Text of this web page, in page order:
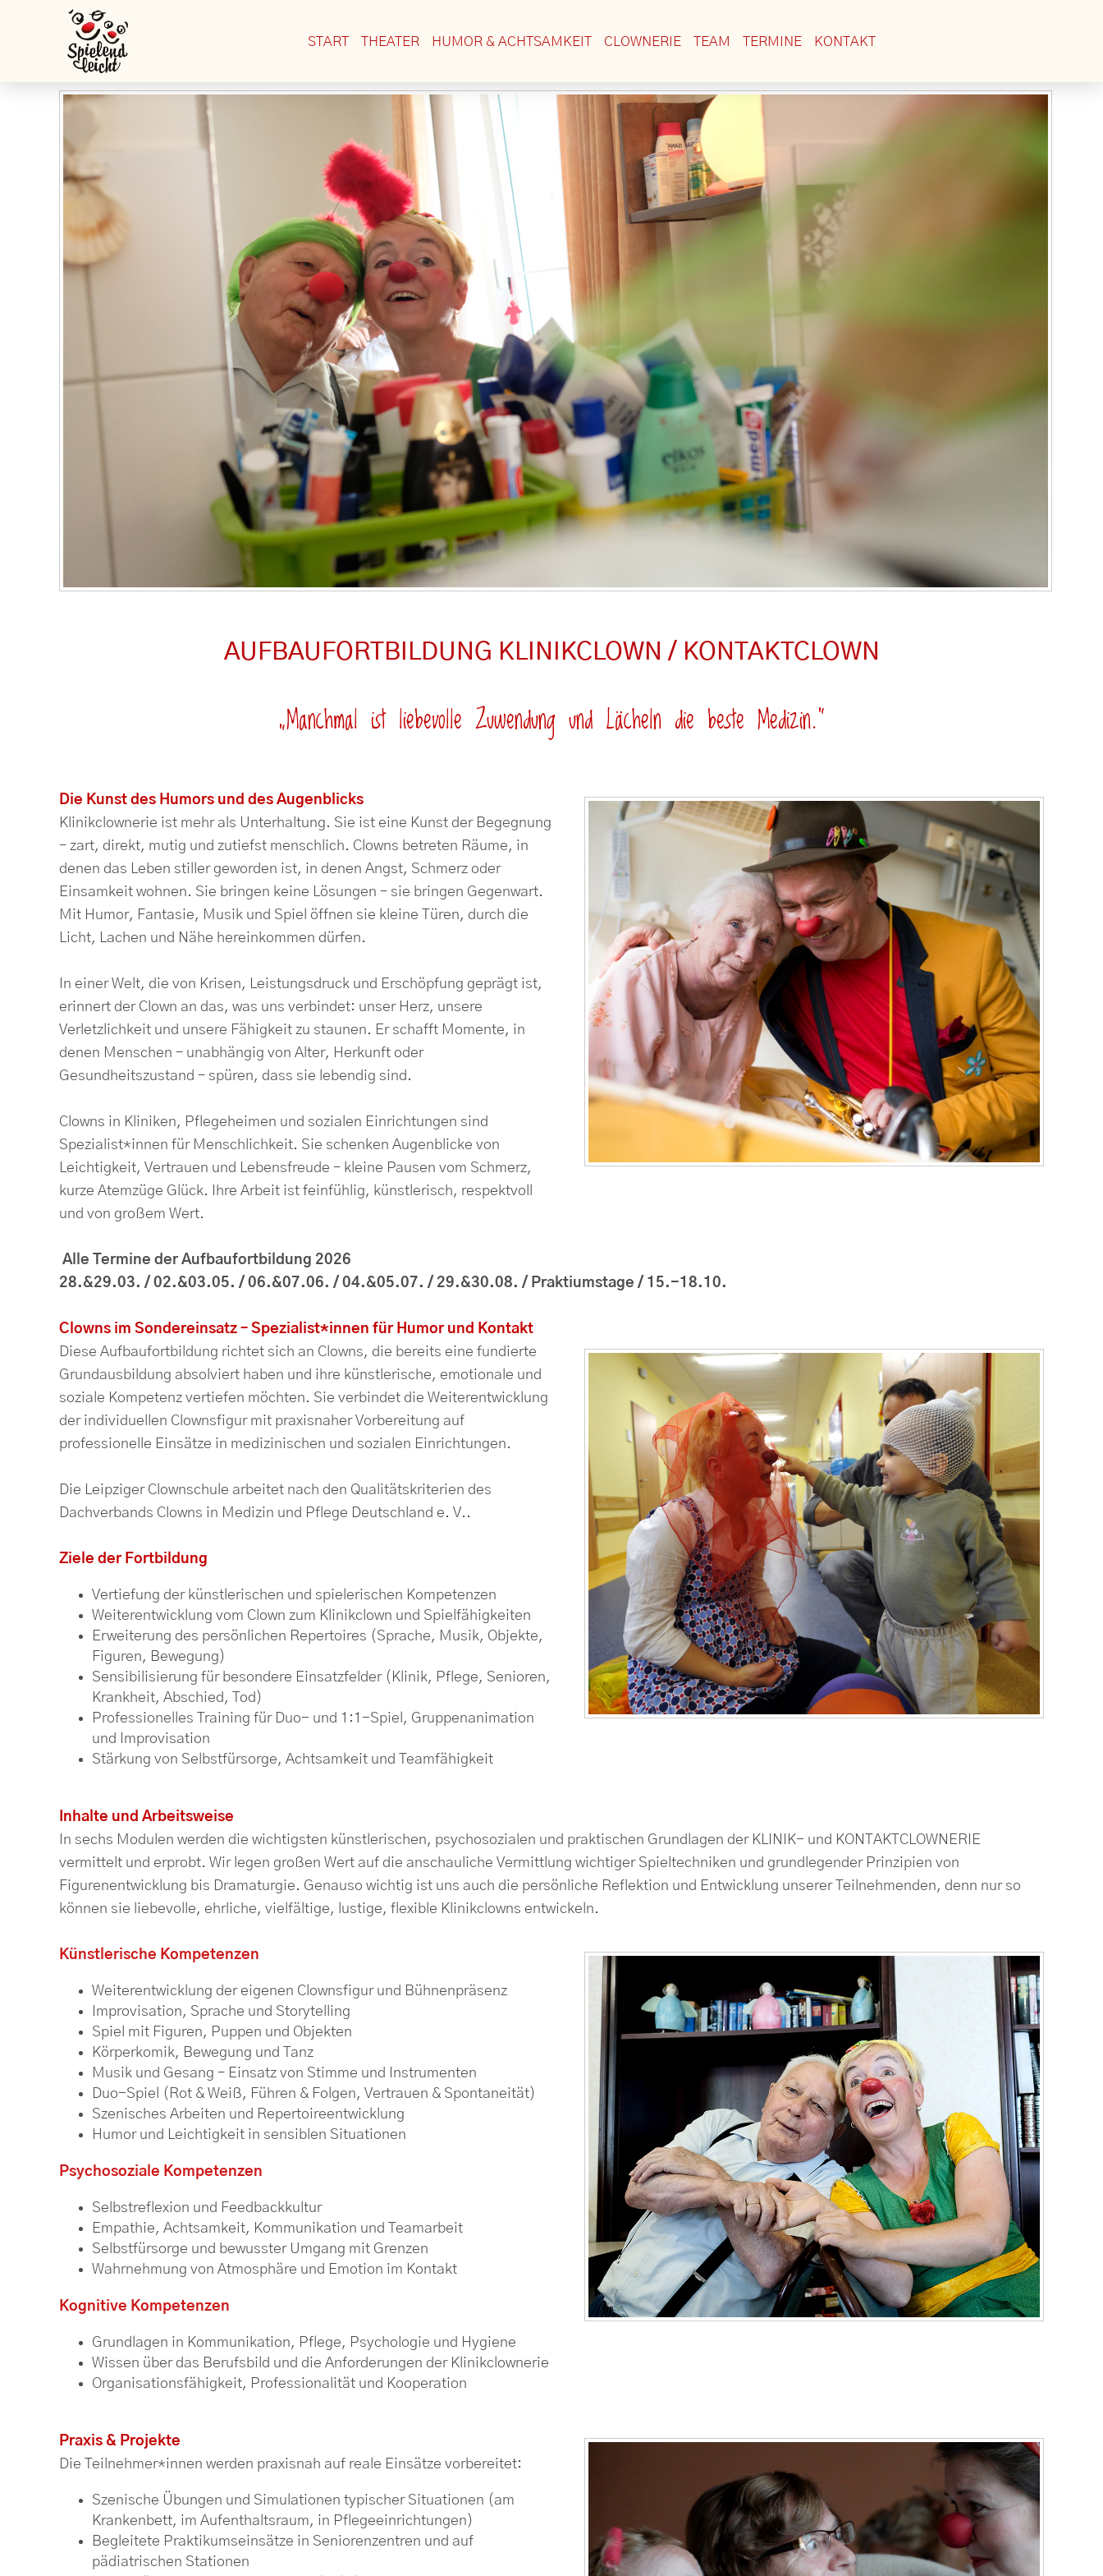
START THEATER HUMOR & ACHTSAMKEIT CLOWNERIE TEAM TERMINE KONTAKT
AUFBAUFORTBILDUNG KLINIKCLOWN / KONTAKTCLOWN
„Manchmal ist liebevolle Zuwendung und Lächeln die beste Medizin.“
Die Kunst des Humors und des Augenblicks
Klinikclownerie ist mehr als Unterhaltung. Sie ist eine Kunst der Begegnung
– zart, direkt, mutig und zutiefst menschlich. Clowns betreten Räume, in
denen das Leben stiller geworden ist, in denen Angst, Schmerz oder
Einsamkeit wohnen. Sie bringen keine Lösungen – sie bringen Gegenwart.
Mit Humor, Fantasie, Musik und Spiel öffnen sie kleine Türen, durch die
Licht, Lachen und Nähe hereinkommen dürfen.
In einer Welt, die von Krisen, Leistungsdruck und Erschöpfung geprägt ist,
erinnert der Clown an das, was uns verbindet: unser Herz, unsere
Verletzlichkeit und unsere Fähigkeit zu staunen. Er schafft Momente, in
denen Menschen – unabhängig von Alter, Herkunft oder
Gesundheitszustand – spüren, dass sie lebendig sind.
Clowns in Kliniken, Pflegeheimen und sozialen Einrichtungen sind
Spezialist*innen für Menschlichkeit. Sie schenken Augenblicke von
Leichtigkeit, Vertrauen und Lebensfreude – kleine Pausen vom Schmerz,
kurze Atemzüge Glück. Ihre Arbeit ist feinfühlig, künstlerisch, respektvoll
und von großem Wert.
Alle Termine der Aufbaufortbildung 2026
28.&29.03. / 02.&03.05. / 06.&07.06. / 04.&05.07. / 29.&30.08. / Praktiumstage / 15.-18.10.
Clowns im Sondereinsatz – Spezialist*innen für Humor und Kontakt
Diese Aufbaufortbildung richtet sich an Clowns, die bereits eine fundierte
Grundausbildung absolviert haben und ihre künstlerische, emotionale und
soziale Kompetenz vertiefen möchten. Sie verbindet die Weiterentwicklung
der individuellen Clownsfigur mit praxisnaher Vorbereitung auf
professionelle Einsätze in medizinischen und sozialen Einrichtungen.
Die Leipziger Clownschule arbeitet nach den Qualitätskriterien des
Dachverbands Clowns in Medizin und Pflege Deutschland e. V..
Ziele der Fortbildung
Vertiefung der künstlerischen und spielerischen Kompetenzen
Weiterentwicklung vom Clown zum Klinikclown und Spielfähigkeiten
Erweiterung des persönlichen Repertoires (Sprache, Musik, Objekte,
Figuren, Bewegung)
Sensibilisierung für besondere Einsatzfelder (Klinik, Pflege, Senioren,
Krankheit, Abschied, Tod)
Professionelles Training für Duo- und 1:1-Spiel, Gruppenanimation
und Improvisation
Stärkung von Selbstfürsorge, Achtsamkeit und Teamfähigkeit
Inhalte und Arbeitsweise
In sechs Modulen werden die wichtigsten künstlerischen, psychosozialen und praktischen Grundlagen der KLINIK- und KONTAKTCLOWNERIE
vermittelt und erprobt. Wir legen großen Wert auf die anschauliche Vermittlung wichtiger Spieltechniken und grundlegender Prinzipien von
Figurenentwicklung bis Dramaturgie. Genauso wichtig ist uns auch die persönliche Reflektion und Entwicklung unserer Teilnehmenden, denn nur so
können sie liebevolle, ehrliche, vielfältige, lustige, flexible Klinikclowns entwickeln.
Künstlerische Kompetenzen
Weiterentwicklung der eigenen Clownsfigur und Bühnenpräsenz
Improvisation, Sprache und Storytelling
Spiel mit Figuren, Puppen und Objekten
Körperkomik, Bewegung und Tanz
Musik und Gesang – Einsatz von Stimme und Instrumenten
Duo-Spiel (Rot & Weiß, Führen & Folgen, Vertrauen & Spontaneität)
Szenisches Arbeiten und Repertoireentwicklung
Humor und Leichtigkeit in sensiblen Situationen
Psychosoziale Kompetenzen
Selbstreflexion und Feedbackkultur
Empathie, Achtsamkeit, Kommunikation und Teamarbeit
Selbstfürsorge und bewusster Umgang mit Grenzen
Wahrnehmung von Atmosphäre und Emotion im Kontakt
Kognitive Kompetenzen
Grundlagen in Kommunikation, Pflege, Psychologie und Hygiene
Wissen über das Berufsbild und die Anforderungen der Klinikclownerie
Organisationsfähigkeit, Professionalität und Kooperation
Praxis & Projekte
Die Teilnehmer*innen werden praxisnah auf reale Einsätze vorbereitet:
Szenische Übungen und Simulationen typischer Situationen (am
Krankenbett, im Aufenthaltsraum, in Pflegeeinrichtungen)
Begleitete Praktikumseinsätze in Seniorenzentren und auf
pädiatrischen Stationen